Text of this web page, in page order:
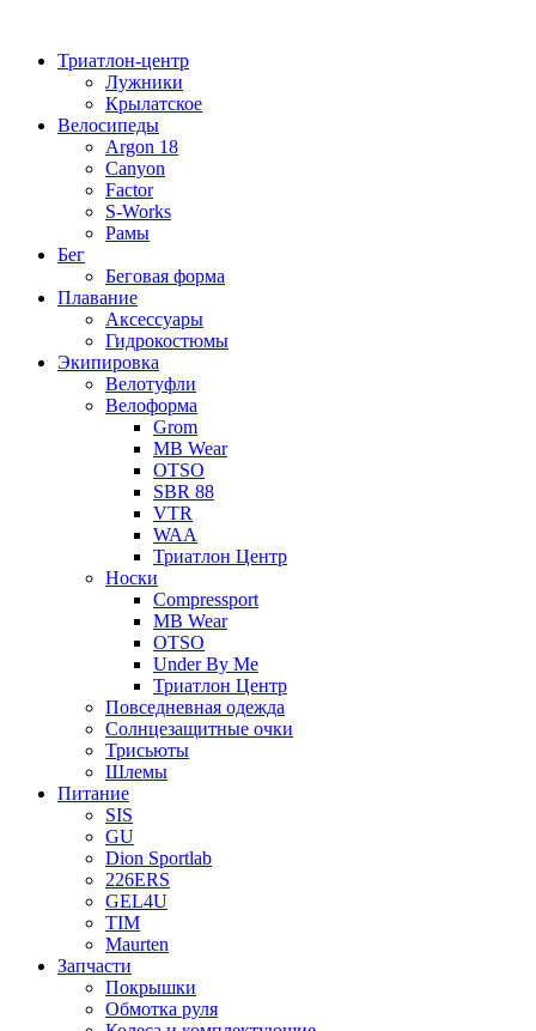
содержимому
Триатлон-центр
Лужники
Крылатское
Велосипеды
Argon 18
Canyon
Factor
S-Works
Рамы
Бег
Беговая форма
Плавание
Аксессуары
Гидрокостюмы
Экипировка
Велотуфли
Велоформа
Grom
MB Wear
OTSO
SBR 88
VTR
WAA
Триатлон Центр
Носки
Compressport
MB Wear
OTSO
Under By Me
Триатлон Центр
Повседневная одежда
Солнцезащитные очки
Трисьюты
Шлемы
Питание
SIS
GU
Dion Sportlab
226ERS
GEL4U
TIM
Maurten
Запчасти
Покрышки
Обмотка руля